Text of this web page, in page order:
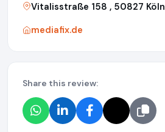
Vitalisstraße 158 , 50827 Köln
mediafix.de
Share this review: